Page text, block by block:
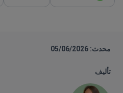
محدث: 05/06/2026
تأليف